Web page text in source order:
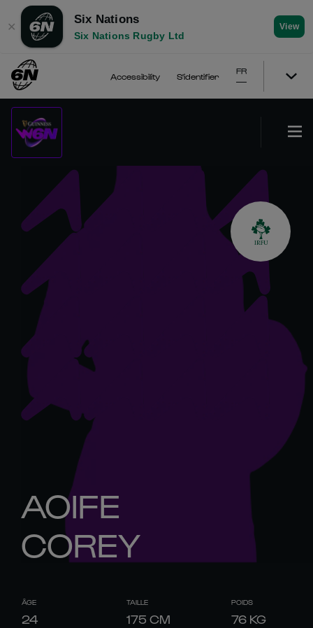
✕
Six Nations
Six Nations Rugby Ltd
View
Accessibility S'identifier
FR
AOIFE
COREY
ÂGE
24
TAILLE
175 CM
POIDS
76 KG